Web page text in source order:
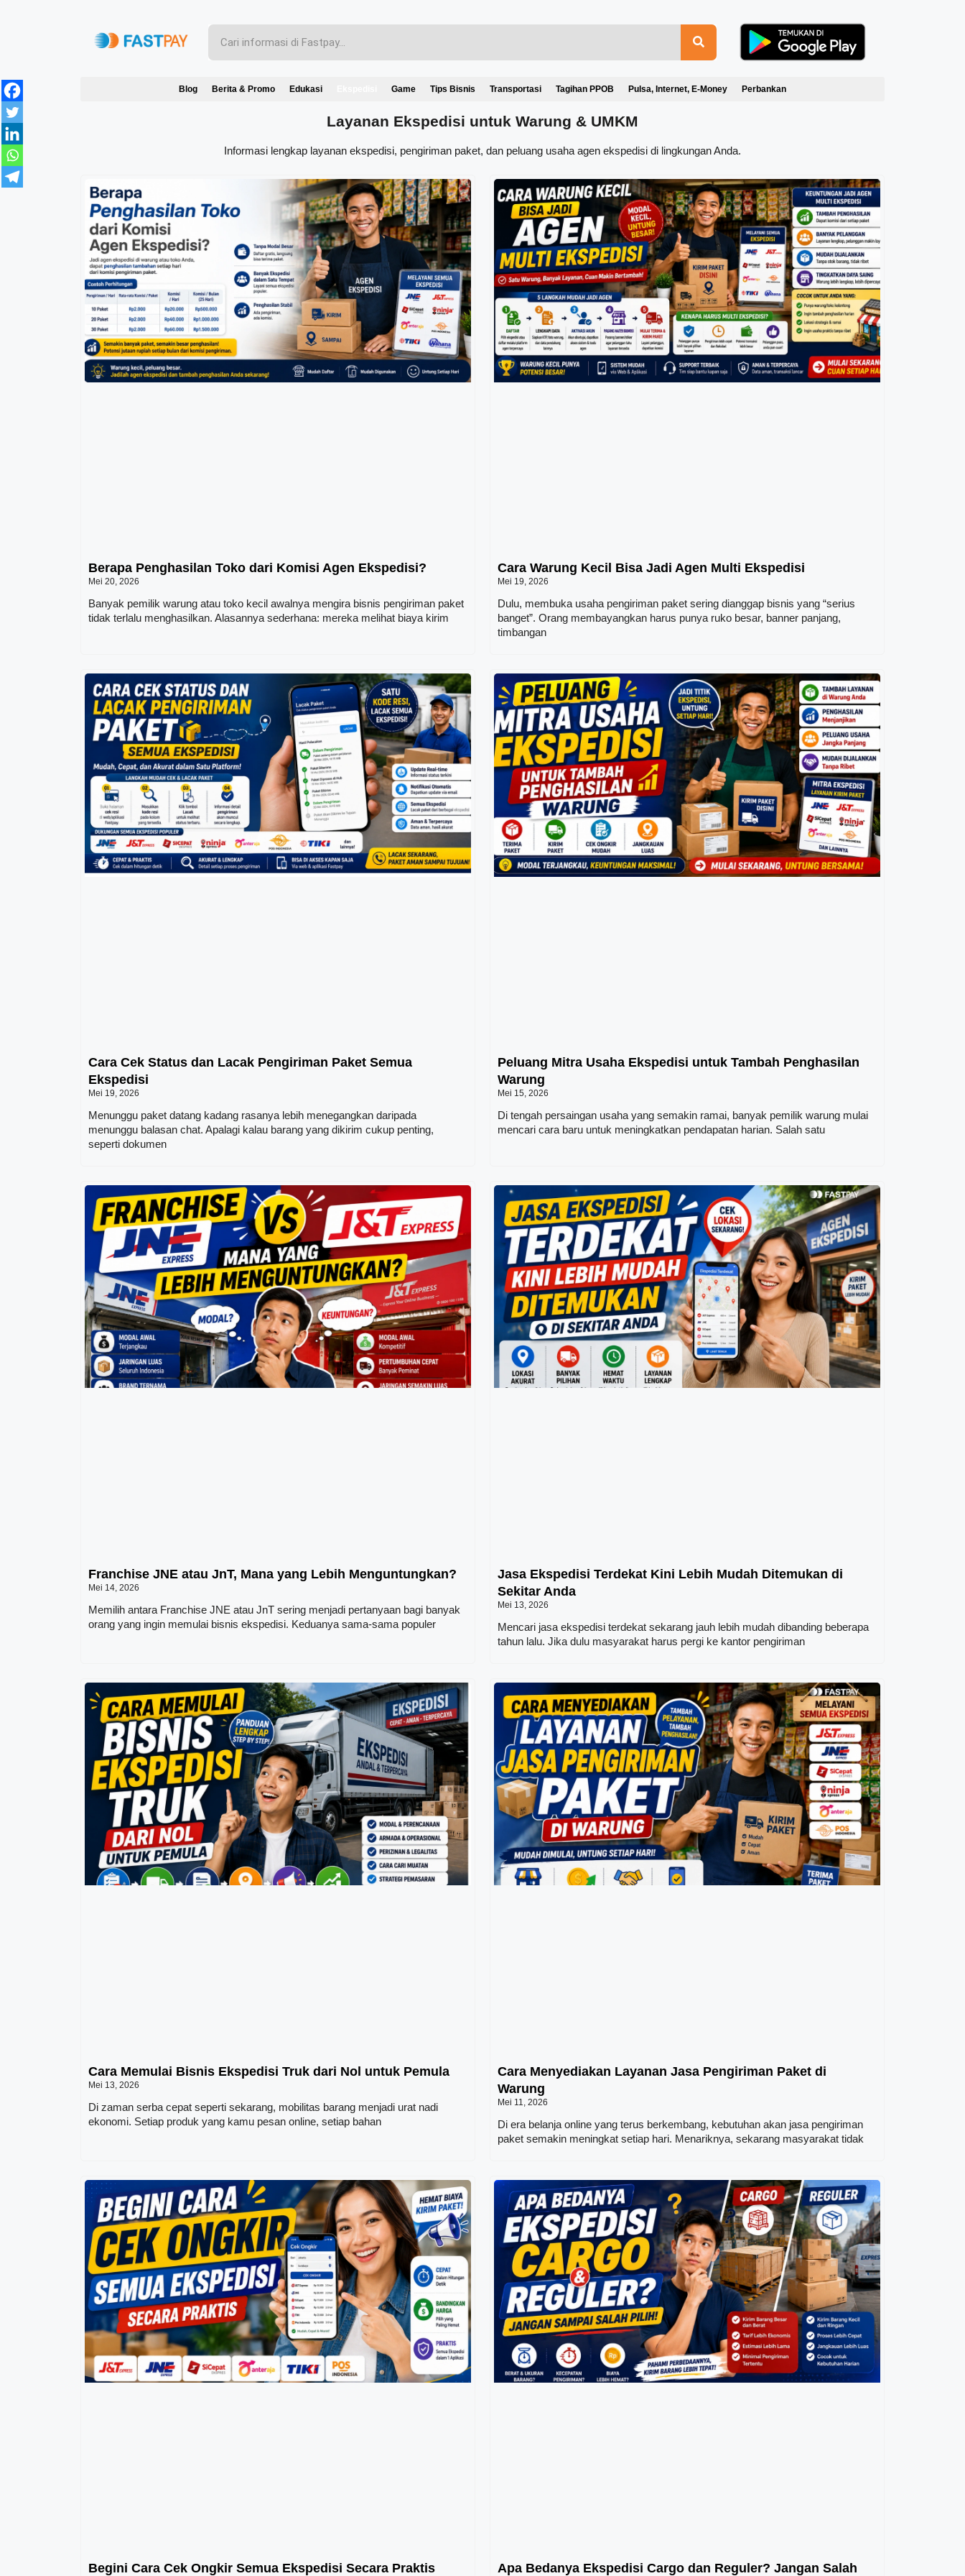
Blog Berita & Promo Edukasi Game Tips Bisnis Transportasi Tagihan PPOB Pulsa, Internet, E-Money Perbankan
Layanan Ekspedisi untuk Warung & UMKM
Informasi lengkap layanan ekspedisi, pengiriman paket, dan peluang usaha agen ekspedisi di lingkungan Anda.
Berapa Penghasilan Toko dari Komisi Agen Ekspedisi?
Mei 20, 2026
Banyak pemilik warung atau toko kecil awalnya mengira bisnis pengiriman paket
tidak terlalu menghasilkan. Alasannya sederhana: mereka melihat biaya kirim
Cara Warung Kecil Bisa Jadi Agen Multi Ekspedisi
Mei 19, 2026
Dulu, membuka usaha pengiriman paket sering dianggap bisnis yang “serius
banget”. Orang membayangkan harus punya ruko besar, banner panjang,
timbangan
Cara Cek Status dan Lacak Pengiriman Paket Semua
Ekspedisi
Mei 19, 2026
Menunggu paket datang kadang rasanya lebih menegangkan daripada
menunggu balasan chat. Apalagi kalau barang yang dikirim cukup penting,
seperti dokumen
Peluang Mitra Usaha Ekspedisi untuk Tambah Penghasilan
Warung
Mei 15, 2026
Di tengah persaingan usaha yang semakin ramai, banyak pemilik warung mulai
mencari cara baru untuk meningkatkan pendapatan harian. Salah satu
Franchise JNE atau JnT, Mana yang Lebih Menguntungkan?
Mei 14, 2026
Memilih antara Franchise JNE atau JnT sering menjadi pertanyaan bagi banyak
orang yang ingin memulai bisnis ekspedisi. Keduanya sama-sama populer
Jasa Ekspedisi Terdekat Kini Lebih Mudah Ditemukan di
Sekitar Anda
Mei 13, 2026
Mencari jasa ekspedisi terdekat sekarang jauh lebih mudah dibanding beberapa
tahun lalu. Jika dulu masyarakat harus pergi ke kantor pengiriman
Cara Memulai Bisnis Ekspedisi Truk dari Nol untuk Pemula
Mei 13, 2026
Di zaman serba cepat seperti sekarang, mobilitas barang menjadi urat nadi
ekonomi. Setiap produk yang kamu pesan online, setiap bahan
Cara Menyediakan Layanan Jasa Pengiriman Paket di
Warung
Mei 11, 2026
Di era belanja online yang terus berkembang, kebutuhan akan jasa pengiriman
paket semakin meningkat setiap hari. Menariknya, sekarang masyarakat tidak
Begini Cara Cek Ongkir Semua Ekspedisi Secara Praktis Apa Bedanya Ekspedisi Cargo dan Reguler? Jangan Salah